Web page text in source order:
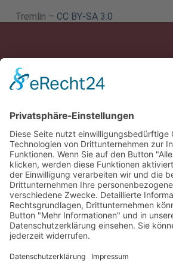
Tremlin – CC BY-SA 3.0
Rechtsgebiete
Steuerrecht, Gesellschaftsrecht
Rechtliches
Impressum
Datenschutz
Kontakt
kanzlei@arndt-urban.de